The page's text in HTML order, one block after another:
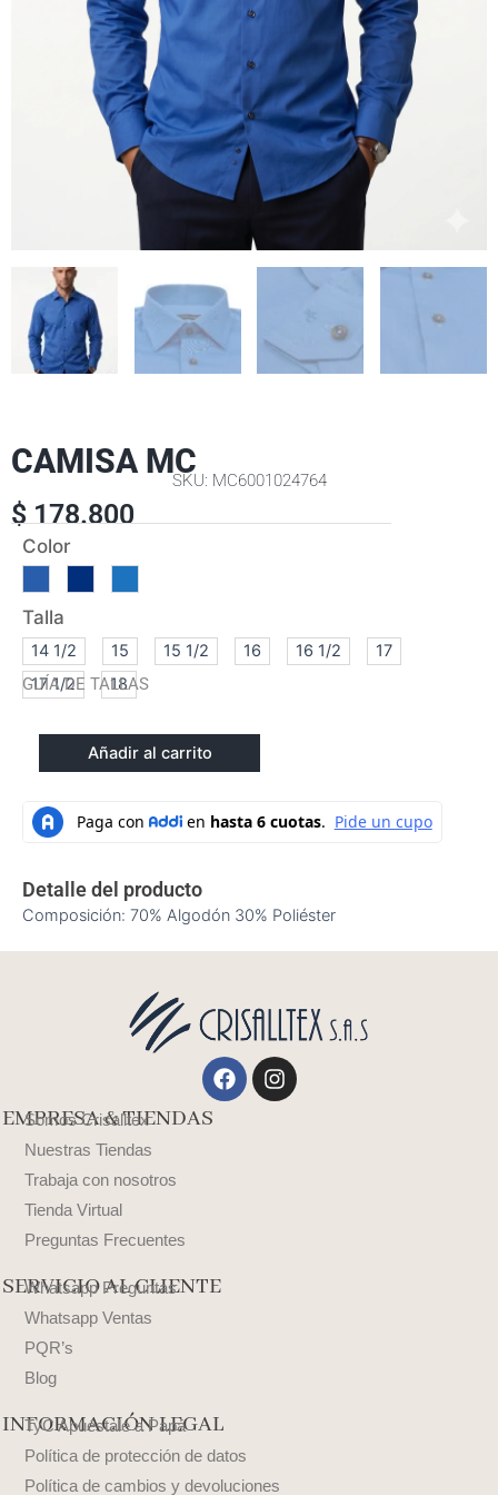
CAMISA MCSKU: MC6001024764
$178.800
Color
Talla
14 1/2 15 15 1/2 16 16 1/2
17
17 1/2
18
CAMISA
MC
cantidad
Añadir al carrito
GUÍA DE TALLAS
Detalle del producto
Composición: 70% Algodón 30% Poliéster
FacebookInstagram
EMPRESA & TIENDAS
Somos Crisalltex
Nuestras Tiendas
Trabaja con nosotros
Tienda Virtual
Preguntas Frecuentes
SERVICIO AL CLIENTE
Whatsapp Preguntas
Whatsapp Ventas
PQR’s
Blog
INFORMACIÓN LEGAL
TyC Apuéstale a Papá
Política de protección de datos
Política de cambios y devoluciones